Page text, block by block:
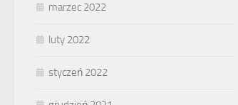
marzec 2022
luty 2022
styczeń 2022